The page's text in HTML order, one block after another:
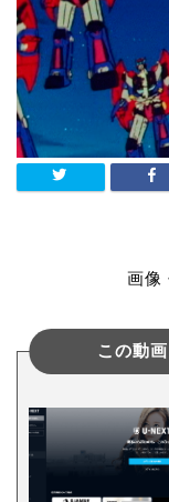
画像
この動